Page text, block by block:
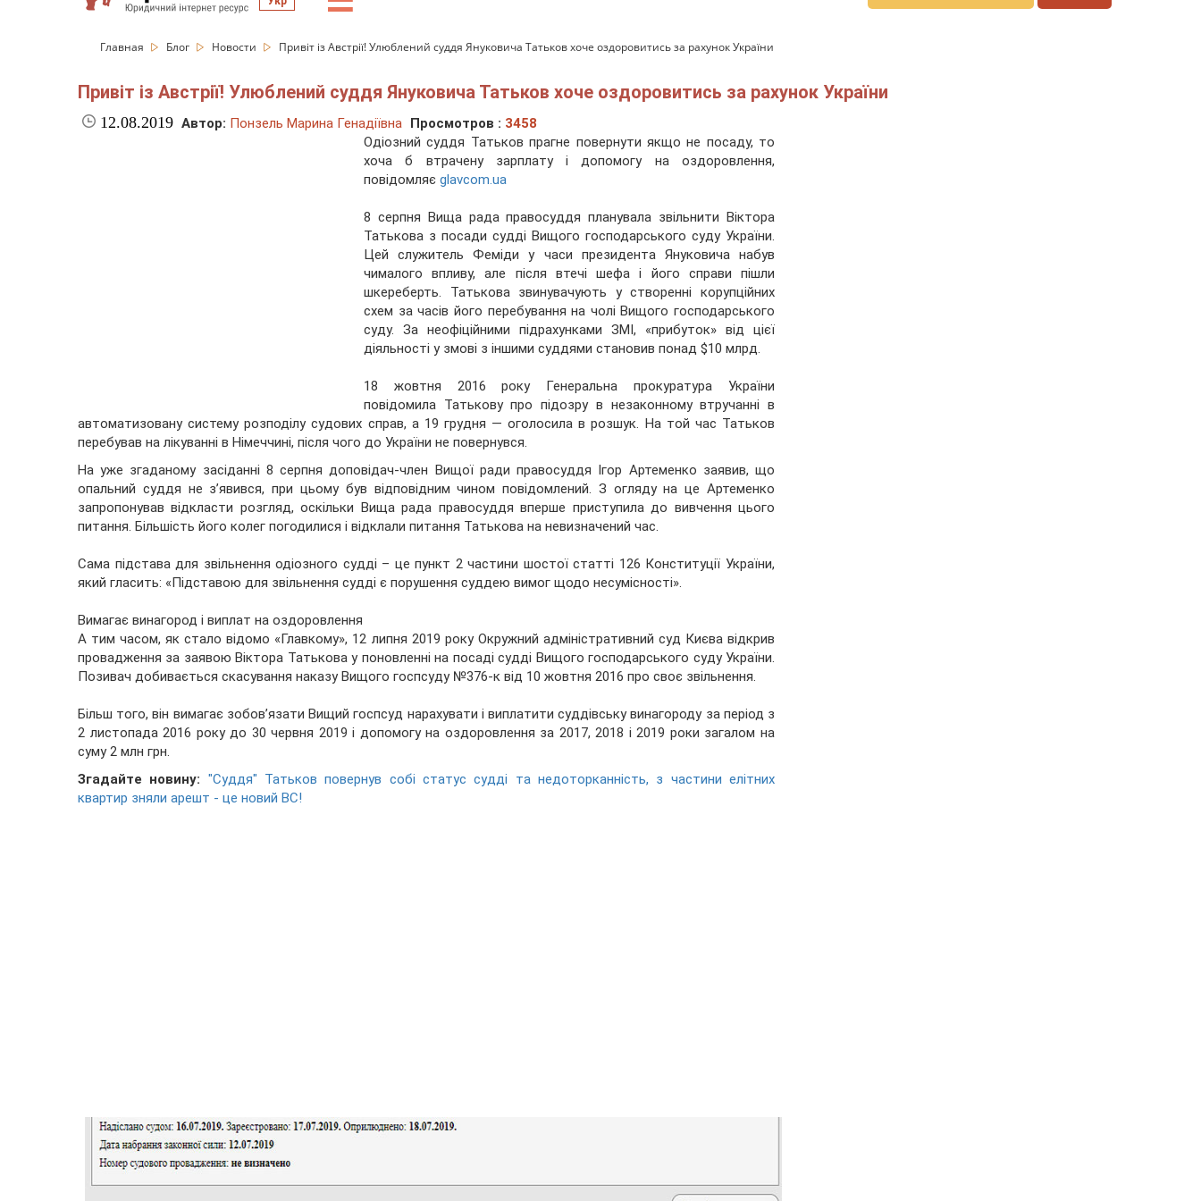
Главная Блог Новости Привіт із Австрії! Улюблений суддя Януковича Татьков хоче оздоровитись за рахунок України
Привіт із Австрії! Улюблений суддя Януковича Татьков хоче оздоровитись за рахунок України
12.08.2019 Автор: Понзель Марина Генадіївна Просмотров : 3458
Одіозний суддя Татьков прагне повернути якщо не посаду, то
хоча б втрачену зарплату і допомогу на оздоровлення,
повідомляє glavcom.ua
8 серпня Вища рада правосуддя планувала звільнити Віктора
Татькова з посади судді Вищого господарського суду України.
Цей служитель Феміди у часи президента Януковича набув
чималого впливу, але після втечі шефа і його справи пішли
шкереберть. Татькова звинувачують у створенні корупційних
схем за часів його перебування на чолі Вищого господарського
суду. За неофіційними підрахунками ЗМІ, «прибуток» від цієї
діяльності у змові з іншими суддями становив понад $10 млрд.
18 жовтня 2016 року Генеральна прокуратура України
повідомила Татькову про підозру в незаконному втручанні в
автоматизовану систему розподілу судових справ, а 19 грудня — оголосила в розшук. На той час Татьков
перебував на лікуванні в Німеччині, після чого до України не повернувся.
На уже згаданому засіданні 8 серпня доповідач-член Вищої ради правосуддя Ігор Артеменко заявив, що
опальний суддя не з’явився, при цьому був відповідним чином повідомлений. З огляду на це Артеменко
запропонував відкласти розгляд, оскільки Вища рада правосуддя вперше приступила до вивчення цього
питання. Більшість його колег погодилися і відклали питання Татькова на невизначений час.
Сама підстава для звільнення одіозного судді – це пункт 2 частини шостої статті 126 Конституції України,
який гласить: «Підставою для звільнення судді є порушення суддею вимог щодо несумісності».
Вимагає винагород і виплат на оздоровлення
А тим часом, як стало відомо «Главкому», 12 липня 2019 року Окружний адміністративний суд Києва відкрив
провадження за заявою Віктора Татькова у поновленні на посаді судді Вищого господарського суду України.
Позивач добивається скасування наказу Вищого госпсуду №376-к від 10 жовтня 2016 про своє звільнення.
Більш того, він вимагає зобов’язати Вищий госпсуд нарахувати і виплатити суддівську винагороду за період з
2 листопада 2016 року до 30 червня 2019 і допомогу на оздоровлення за 2017, 2018 і 2019 роки загалом на
суму 2 млн грн.
Згадайте новину: "Суддя" Татьков повернув собі статус судді та недоторканність, з частини елітних
квартир зняли арешт - це новий ВС!